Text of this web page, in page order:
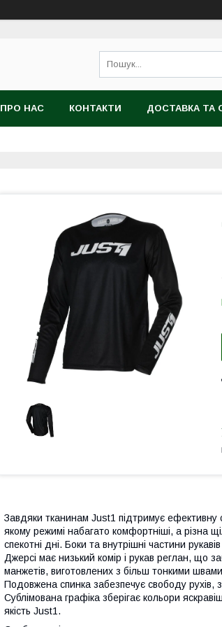
ПРО НАС КОНТАКТИ ДОСТАВКА ТА
Завдяки тканинам Just1 підтримує ефективну
якому режимі набагато комфортніші, а різна
спекотні дні. Боки та внутрішні частини рукавів
Джерсі має низький комір і рукав реглан, що
манжетів, виготовлених з більш тонкими
Подовжена спинка забезпечує свободу рухів,
Сублімована графіка зберігає кольори
якість Just1.